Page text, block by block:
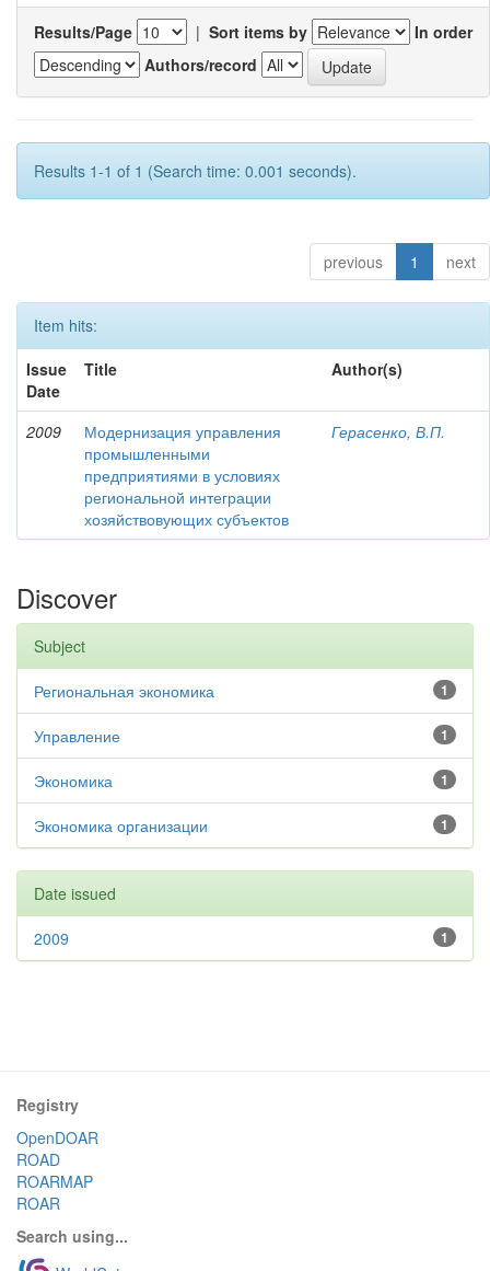
Results/Page | Sort items by
In order
Authors/record
Results 1-1 of 1 (Search time: 0.001 seconds).
previous 1 next
Item hits:
Issue
Date
Title Author(s)
2009
Модернизация управления
промышленными
предприятиями в условиях
региональной интеграции
хозяйствовующих субъектов
Герасенко, В.П.
Discover
Subject
1
Региональная экономика
1
Управление
1
Экономика
1
Экономика организации
Date issued
1
2009
Registry
OpenDOAR
ROAD
ROARMAP
ROAR
Search using...